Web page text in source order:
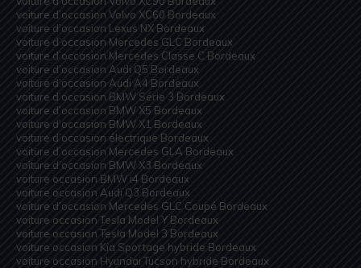
voiture d’occasion Volvo XC60 Bordeaux
voiture d’occasion Lexus NX Bordeaux
voiture d’occasion Mercedes GLC Bordeaux
voiture d’occasion Mercedes Classe C Bordeaux
voiture d’occasion Audi Q5 Bordeaux
voiture d’occasion Audi A4 Bordeaux
voiture d’occasion BMW Série 3 Bordeaux
voiture d’occasion BMW X5 Bordeaux
voiture d’occasion BMW X1 Bordeaux
voiture d’occasion électrique Bordeaux
voiture d’occasion Mercedes GLA Bordeaux
voiture d’occasion BMW X3 Bordeaux
voiture occasion BMW i4 Bordeaux
voiture occasion Audi Q3 Bordeaux
voiture d’occasion Mercedes GLC Coupé Bordeaux
voiture occasion Tesla Model Y Bordeaux
voiture occasion Tesla Model 3 Bordeaux
voiture occasion Kia Sportage hybride Bordeaux
voiture occasion Hyundai Tucson hybride Bordeaux